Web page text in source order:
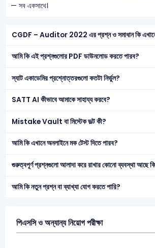
— সব একসাথে।
CGDF – Auditor 2022 এর প্রশ্ন ও সমাধান কি এখানে
আমি কি এই প্রশ্নগুলোর PDF ডাউনলোড করতে পারব?
স্যাট একাডেমির প্রশ্নোত্তরগুলো কতটা নির্ভুল?
SATT AI কীভাবে আমাকে সাহায্য করবে?
Mistake Vault বা মিস্টেক ভল্ট কী?
আমি কি এখানে অনলাইনে মক টেস্ট দিতে পারব?
গুরুত্বপূর্ণ প্রশ্নগুলো আলাদা করে রাখার কোনো ব্যবস্থা আছে
আমি কি নতুন প্রশ্ন বা ব্যাখ্যা যোগ করতে পারি?
পিএসসি ও অন্যান্য নিয়োগ পরীক্ষা